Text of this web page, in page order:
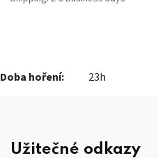
Doba hoření: 23h
Užitečné odkazy